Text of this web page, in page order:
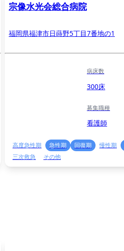
宗像水光会総合病院
福岡県福津市日蒔野5丁目7番地の1
病床数
300床
募集職種
看護師
高度急性期 急性期 回復期 慢性期
三次救急
その他